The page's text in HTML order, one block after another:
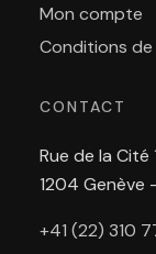
Mon compte
Conditions
CONTACT
Rue de la Cité
1204 Genève
+41 (22) 310